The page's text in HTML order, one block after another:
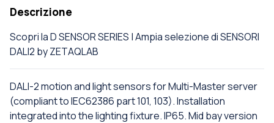
Descrizione
Scopri la D SENSOR SERIES | Ampia selezione di SENSORI
DALI2 by ZETAQLAB
DALI-2 motion and light sensors for Multi-Master server
(compliant to IEC62386 part 101, 103). Installation
integrated into the lighting fixture. IP65. Mid bay version